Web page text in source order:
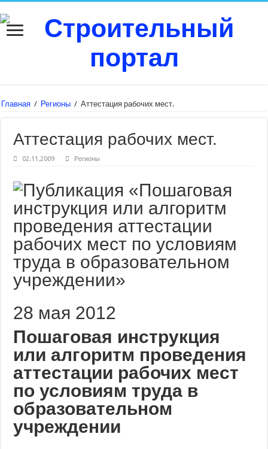
Главная / Регионы / Аттестация рабочих мест.
Аттестация рабочих мест.
02.11.2009 Регионы
28 мая 2012
Пошаговая инструкция
или алгоритм проведения
аттестации рабочих мест
по условиям труда в
образовательном
учреждении